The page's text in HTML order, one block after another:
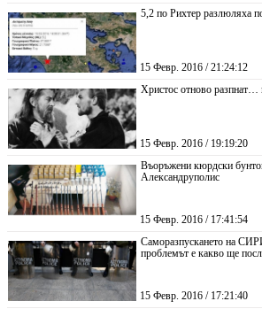
5,2 по Рихтер разлюляха
15 Февр. 2016 / 21:24:12
Христос отново разпнат…
15 Февр. 2016 / 19:19:20
Въоръжени кюрдски
Александруполис
15 Февр. 2016 / 17:41:54
Саморазпускането на
проблемът е какво ще
15 Февр. 2016 / 17:21:40